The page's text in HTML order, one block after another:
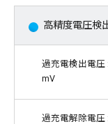
高精度電圧検
過充電検出電圧
mV
過充電解除電圧